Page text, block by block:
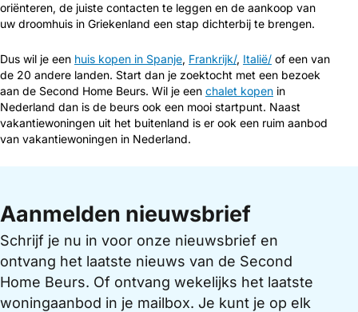
oriënteren, de juiste contacten te leggen en de aankoop van
uw droomhuis in Griekenland een stap dichterbij te brengen.
Dus wil je een huis kopen in Spanje, Frankrijk/, Italië/ of een van
de 20 andere landen. Start dan je zoektocht met een bezoek
aan de Second Home Beurs. Wil je een chalet kopen in
Nederland dan is de beurs ook een mooi startpunt. Naast
vakantiewoningen uit het buitenland is er ook een ruim aanbod
van vakantiewoningen in Nederland.
Aanmelden nieuwsbrief
Schrijf je nu in voor onze nieuwsbrief en
ontvang het laatste nieuws van de Second
Home Beurs. Of ontvang wekelijks het laatste
woningaanbod in je mailbox. Je kunt je op elk